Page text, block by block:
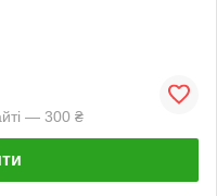
— 300 ₴